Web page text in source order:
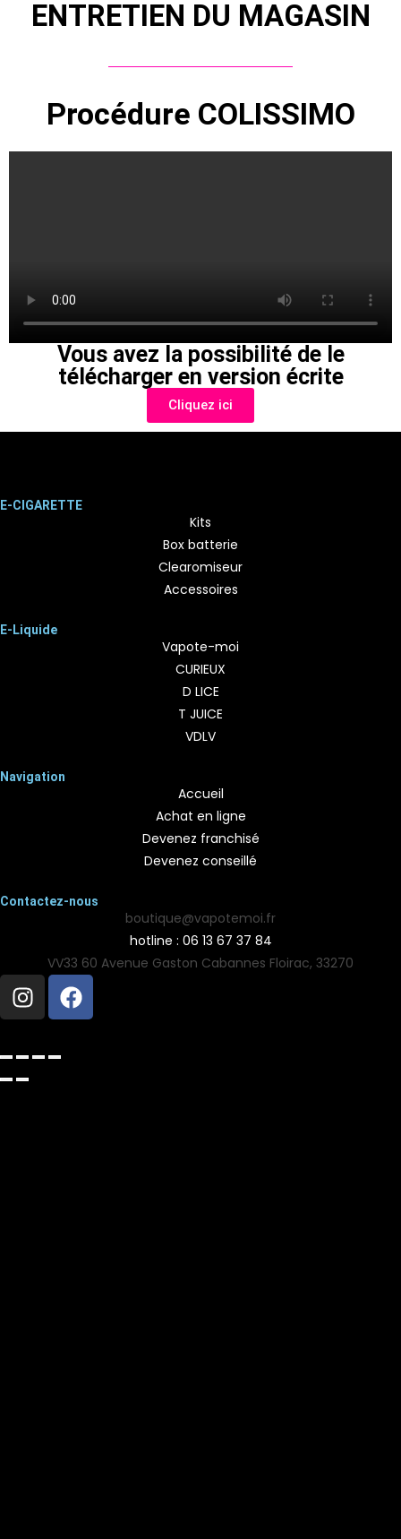
ENTRETIEN DU MAGASIN
Procédure COLISSIMO
Vous avez la possibilité de le
télécharger en version écrite
Cliquez ici
E-CIGARETTE
Kits
Box batterie
Clearomiseur
Accessoires
E-Liquide
Vapote-moi
CURIEUX
D LICE
T JUICE
VDLV
Navigation
Accueil
Achat en ligne
Devenez franchisé
Devenez conseillé
Contactez-nous
boutique@vapotemoi.fr
hotline : 06 13 67 37 84
VV33 60 Avenue Gaston Cabannes Floirac, 33270